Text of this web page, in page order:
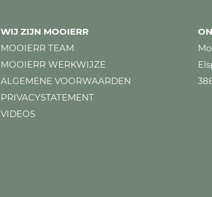
WIJ ZIJN MOOIERR
MOOIERR TEAM
MOOIERR WERKWIJZE
ALGEMENE VOORWAARDEN
PRIVACYSTATEMENT
VIDEOS